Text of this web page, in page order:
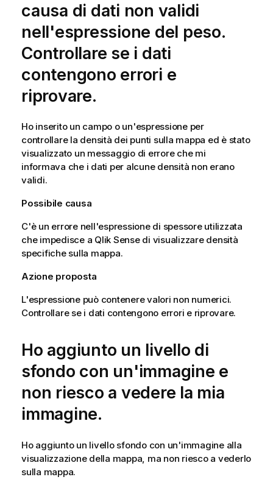
causa di dati non validi
nell'espressione del peso.
Controllare se i dati
contengono errori e
riprovare.
Ho inserito un campo o un'espressione per
controllare la densità dei punti sulla mappa ed è stato
visualizzato un messaggio di errore che mi
informava che i dati per alcune densità non erano
validi.
Possibile causa
C'è un errore nell'espressione di spessore utilizzata
che impedisce a Qlik Sensedi visualizzare densità
specifiche sulla mappa.
Azione proposta
L'espressione può contenere valori non numerici.
Controllare se i dati contengono errori e riprovare.
Ho aggiunto un livello di
sfondo con un'immagine e
non riesco a vedere la mia
immagine.
Ho aggiunto un livello sfondo con un'immagine alla
visualizzazione della mappa, ma non riesco a vederlo
sulla mappa.